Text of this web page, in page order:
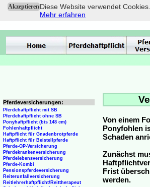
AkzeptierenDiese Website verwendet
Mehr erfahren
Von einem
Ponyfohlen
Schaden
Zunächst
Frist
werden.
Pferdeversicherungen:
Pferdehaftpflicht mit SB
Pferdehaftpflicht ohne SB
Ponyhaftpflicht (bis 148 cm)
Fohlenhaftpflicht
Haftpflicht für Gnadenbrotpferde
Haftpflicht für Beistellpferde
Pferde-OP-Versicherung
Pferdekrankenversicherung
Pferdelebensversicherung
Pferde-Kombi
Pensionspferdeversicherung
Reiterunfallversicherung
Reitlehrerhaftpflicht/Reittherapeut